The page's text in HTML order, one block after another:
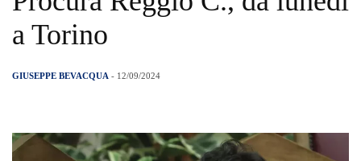
a Torino
GIUSEPPE BEVACQUA - 12/09/2024